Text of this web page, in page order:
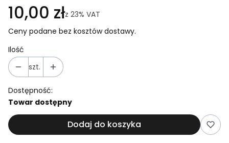
10,00 złz 23% VAT
Ceny podane bez kosztów dostawy.
Ilość
szt.
Dostępność:
Towar dostępny
Dodaj do koszyka